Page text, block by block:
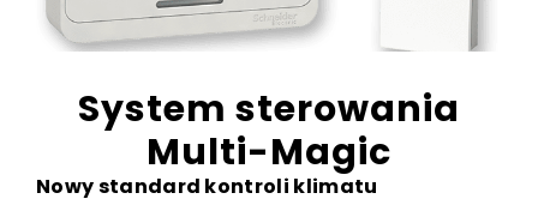
System sterowania
Multi-Magic
Nowy standard kontroli klimatu